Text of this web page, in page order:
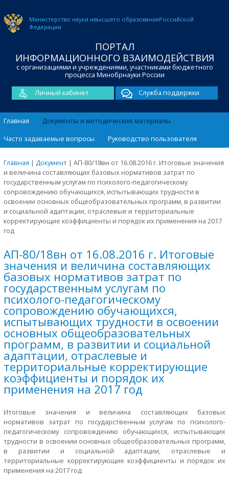
Министерство науки ивысшего образованияРоссийской
Федерации
ПОРТАЛ
ИНФОРМАЦИОННОГО ВЗАИМОДЕЙСТВИЯ
с организациями и учреждениями, участниками бюджетного
процесса Минобрнауки России
Личный кабинет
Служба поддержки
Главная
Документы и методические материалы
Часто задаваемые вопросы
Руководство пользователя
Главная | Документ | АП-80/18вн от 16.08.2016 г. Итоговые значения
и величина составляющих базовых нормативов затрат по
государственным услугам по психолого-педагогическому
сопровождению обучающихся, испытывающих трудности в
освоении основных общеобразовательных программ, в развитии
и социальной адаптации, отраслевые и территориальные
корректирующие коэффициенты и порядок их применения на 2017
год
АП-80/18вн от 16.08.2016 г. Итоговые
значения и величина составляющих
базовых нормативов затрат по
государственным услугам по
психолого-педагогическому
сопровождению обучающихся,
испытывающих трудности в освоении
основных общеобразовательных
программ, в развитии и социальной
адаптации, отраслевые и
территориальные корректирующие
коэффициенты и порядок их
применения на 2017 год
Итоговые значения и величина составляющих базовых
нормативов затрат по государственным услугам по психолого-
педагогическому сопровождению обучающихся, испытывающих
трудности в освоении основных общеобразовательных программ,
в развитии и социальной адаптации, отраслевые и
территориальные корректирующие коэффициенты и порядок их
применения на 2017 год